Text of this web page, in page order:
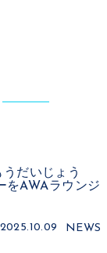
だいじょう
をAWAラウンジ
2025.10.09 NEWS